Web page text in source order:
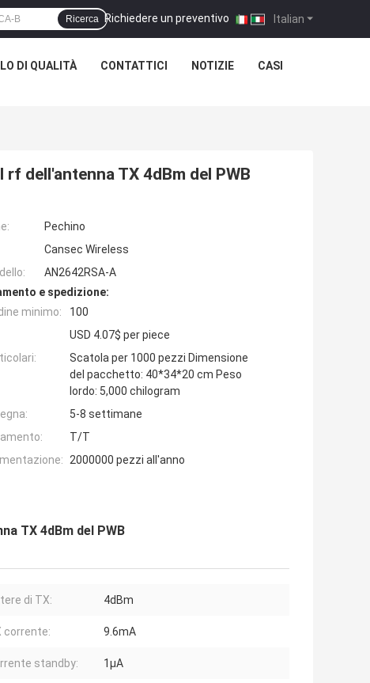
Italian
Richiedere un preventivo |
Ricerca
DI QUALITÀ CONTATTICI NOTIZIE CASI
dell'antenna TX 4dBm del PWB
Pechino
Cansec Wireless
AN2642RSA-A
e spedizione:
minimo:
100
USD 4.07$ per piece
Scatola per 1000 pezzi Dimensione
del pacchetto: 40*34*20 cm Peso
lordo: 5,000 chilogram
5-8 settimane
T/T
2000000 pezzi all'anno
TX 4dBm del PWB
di TX: 4dBm
corrente: 9.6mA
standby: 1μA